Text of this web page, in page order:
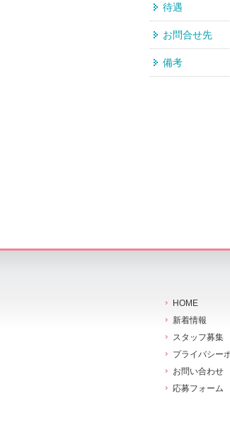
待遇
お問合せ先
備考
HOME
新着情報
スタッフ募集
プライバシー
お問い合わせ
応募フォーム